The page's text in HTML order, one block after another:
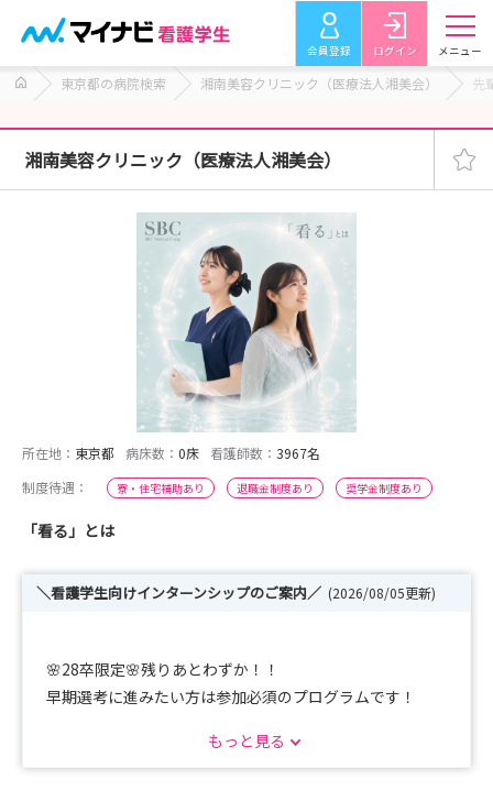
会員登録 ログイン メニュー
東京都の病院検索 湘南美容クリニック（医療法人湘美会） 先
湘南美容クリニック（医療法人湘美会）
所在地： 東京都 病床数： 0床 看護師数： 3967名
制度待遇：
寮・住宅補助あり 退職金制度あり 奨学金制度あり
「看る」とは
＼看護学生向けインターンシップのご案内／ (2026/08/05更新)
🌸28卒限定🌸残りあとわずか！！
早期選考に進みたい方は参加必須のプログラムです！
【Mission 1】自分を深掘る90分ワーク
もっと見る